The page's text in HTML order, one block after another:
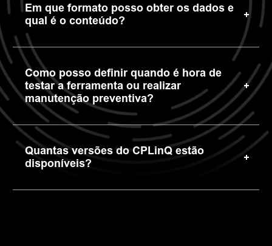
Em que formato posso obter os dados e
qual é o conteúdo?
Como posso definir quando é hora de
testar a ferramenta ou realizar
manutenção preventiva?
Quantas versões do CPLinQ estão
disponíveis?